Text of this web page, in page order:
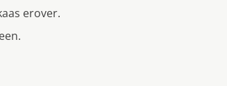
erover.